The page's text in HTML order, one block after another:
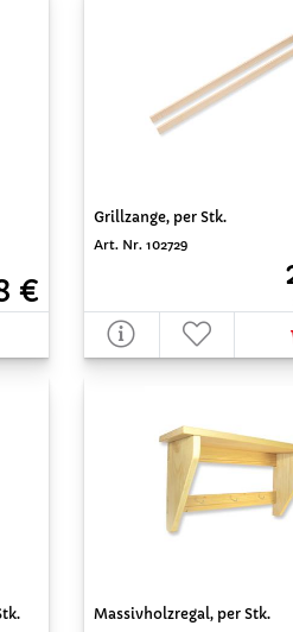
€
Grillzange, per Stk.
Art. Nr. 102729
Massivholzregal, per Stk.